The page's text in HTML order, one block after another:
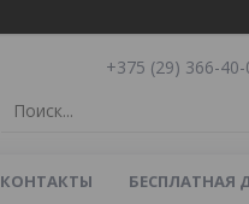
+375 (29) 366-
КОНТАКТЫ БЕСПЛАТНАЯ